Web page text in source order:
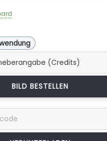
BILD BESTELLEN